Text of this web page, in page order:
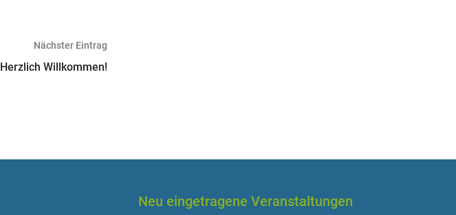
Nächster Eintrag
Herzlich Willkommen!
Neu eingetragene Veranstaltungen